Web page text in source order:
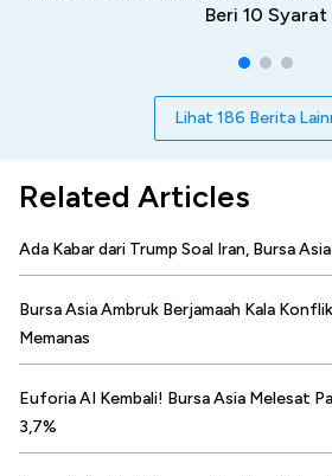
Beri 10 Syarat
Lihat 186 Berita
Related Articles
Ada Kabar dari Trump Soal Iran, Bursa
Bursa Asia Ambruk Berjamaah Kala
Memanas
Euforia AI Kembali! Bursa Asia Melesat
3,7%